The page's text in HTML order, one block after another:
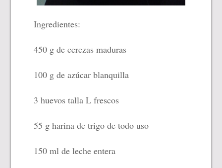
Ingredientes:
450 g de cerezas maduras
100 g de azúcar blanquilla
3 huevos talla L frescos
55 g harina de trigo de todo uso
150 ml de leche entera